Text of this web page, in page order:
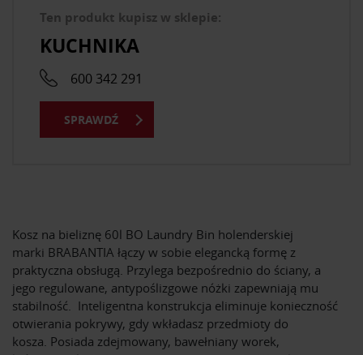
Kosz na bieliznę 60l BO Laundry Bin holenderskiej
marki BRABANTIA łączy w sobie elegancką formę z
praktyczna obsługą. Przylega bezpośrednio do ściany, a
jego regulowane, antypoślizgowe nóżki zapewniają mu
stabilność. Inteligentna konstrukcja eliminuje konieczność
otwierania pokrywy, gdy wkładasz przedmioty do
kosza. Posiada zdejmowany, bawełniany worek,
Ten produkt kupisz w sklepie:
KUCHNIKA
600 342 291
SPRAWDŹ